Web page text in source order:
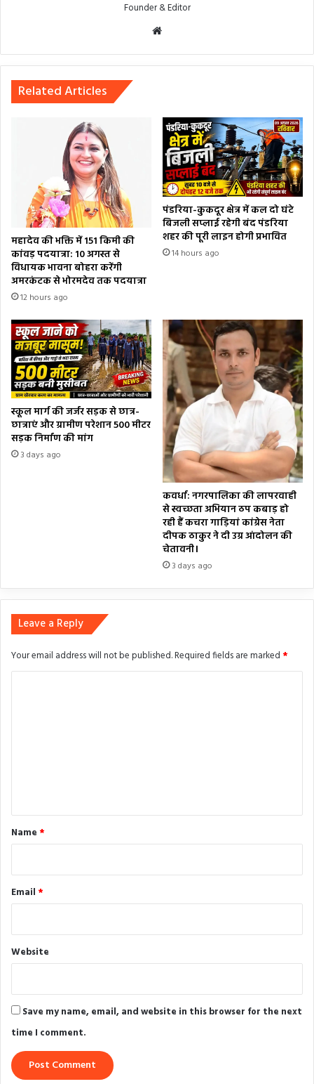
Founder & Editor
Related Articles
महादेव की भक्ति में 151 किमी की
कांवड़ पदयात्रा: 10 अगस्त से
विधायक भावना बोहरा करेंगी
अमरकंटक से भोरमदेव तक पदयात्रा
12 hours ago
पंडरिया-कुकदूर क्षेत्र में कल दो घंटे
बिजली सप्लाई रहेगी बंद पंडरिया
शहर की पूरी लाइन होगी प्रभावित
14 hours ago
स्कूल मार्ग की जर्जर सड़क से छात्र-
छात्राएं और ग्रामीण परेशान 500 मीटर
सड़क निर्माण की मांग
3 days ago
कवर्धा: नगरपालिका की लापरवाही
से स्वच्छता अभियान ठप कबाड़ हो
रही हैं कचरा गाड़ियां कांग्रेस नेता
दीपक ठाकुर ने दी उग्र आंदोलन की
चेतावनी।
3 days ago
Leave a Reply
Your email address will not be published.Required fields are marked *
*
Name *
Email *
Website
Save my name, email, and website in this browser for the next
time I comment.